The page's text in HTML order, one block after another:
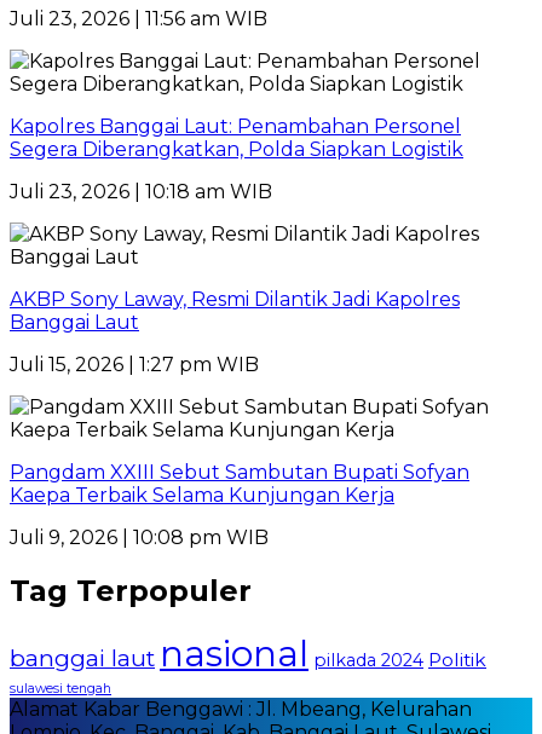
Juli 23, 2026 | 11:56 am WIB
Kapolres Banggai Laut: Penambahan Personel
Segera Diberangkatkan, Polda Siapkan Logistik
Juli 23, 2026 | 10:18 am WIB
AKBP Sony Laway, Resmi Dilantik Jadi Kapolres
Banggai Laut
Juli 15, 2026 | 1:27 pm WIB
Pangdam XXIII Sebut Sambutan Bupati Sofyan
Kaepa Terbaik Selama Kunjungan Kerja
Juli 9, 2026 | 10:08 pm WIB
Tag Terpopuler
banggai laut nasional pilkada 2024 Politik
sulawesi tengah
Alamat Kabar Benggawi : Jl. Mbeang, Kelurahan